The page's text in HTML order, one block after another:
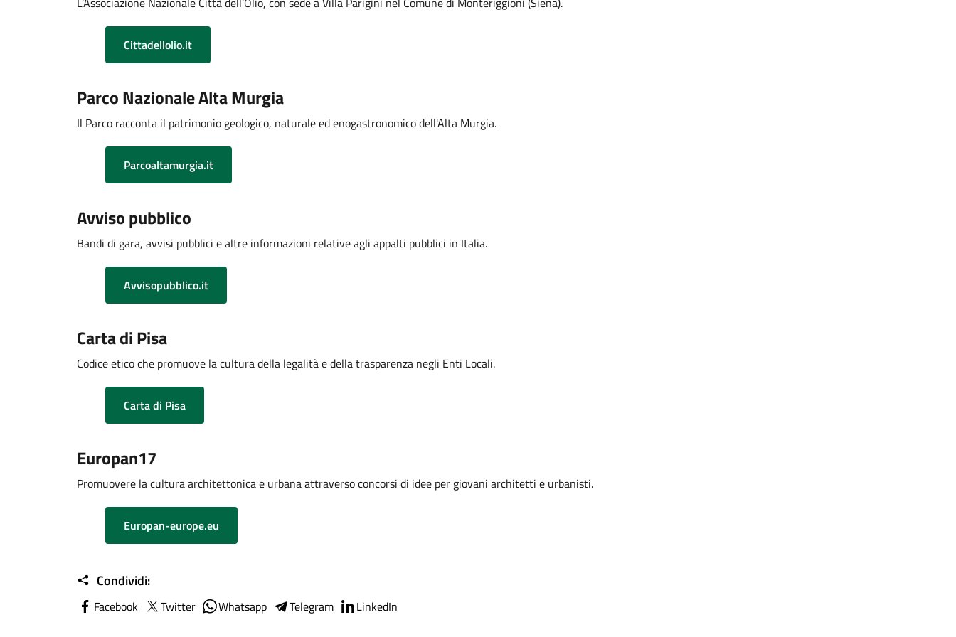
Cittadellolio.it
Parco Nazionale Alta Murgia
Il Parco racconta il patrimonio geologico, naturale ed enogastronomico dell'Alta Murgia.
Parcoaltamurgia.it
Avviso pubblico
Bandi di gara, avvisi pubblici e altre informazioni relative agli appalti pubblici in Italia.
Avvisopubblico.it
Carta di Pisa
Codice etico che promuove la cultura della legalità e della trasparenza negli Enti Locali.
Carta di Pisa
Europan17
Promuovere la cultura architettonica e urbana attraverso concorsi di idee per giovani architetti e urbanisti.
Europan-europe.eu
Condividi:
Facebook Twitter Whatsapp Telegram LinkedIn